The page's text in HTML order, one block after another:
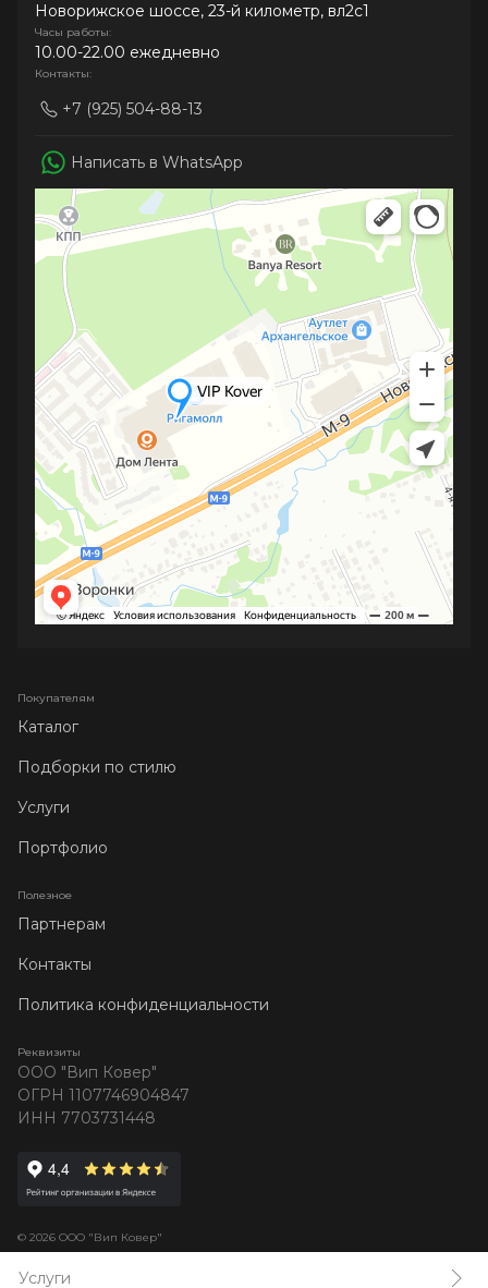
Новорижское шоссе, 23-й километр, вл2с1
Часы работы:
10.00-22.00 ежедневно
Контакты:
+7 (925) 504-88-13
Написать в WhatsApp
Покупателям
Каталог
Подборки по стилю
Услуги
Портфолио
Полезное
Партнерам
Контакты
Политика конфиденциальности
Реквизиты
ООО "Вип Ковер"
ОГРН 1107746904847
ИНН 7703731448
© 2026 ООО "Вип Ковер"
Услуги